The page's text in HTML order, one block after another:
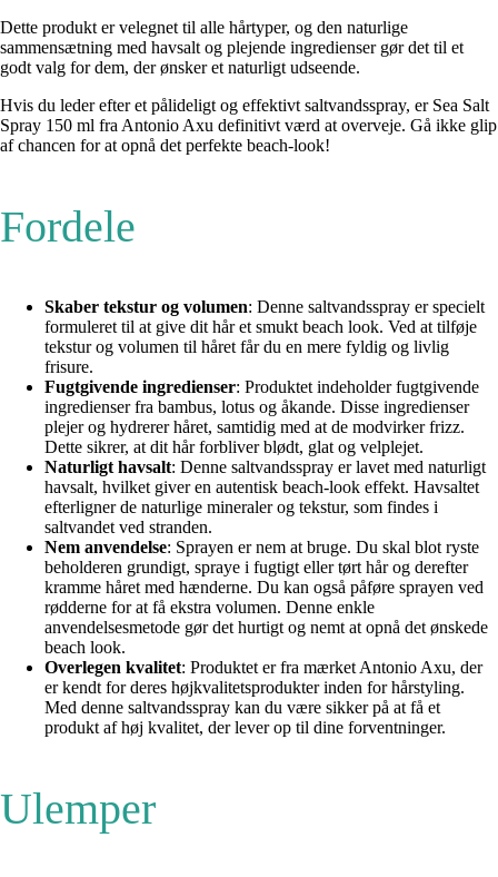
Dette produkt er velegnet til alle hårtyper, og den naturlige
sammensætning med havsalt og plejende ingredienser gør det til et
godt valg for dem, der ønsker et naturligt udseende.
Hvis du leder efter et pålideligt og effektivt saltvandsspray, er Sea Salt
Spray 150 ml fra Antonio Axu definitivt værd at overveje. Gå ikke glip
af chancen for at opnå det perfekte beach-look!
Fordele
Skaber tekstur og volumen: Denne saltvandsspray er specielt
formuleret til at give dit hår et smukt beach look. Ved at tilføje
tekstur og volumen til håret får du en mere fyldig og livlig
frisure.
Fugtgivende ingredienser: Produktet indeholder fugtgivende
ingredienser fra bambus, lotus og åkande. Disse ingredienser
plejer og hydrerer håret, samtidig med at de modvirker frizz.
Dette sikrer, at dit hår forbliver blødt, glat og velplejet.
Naturligt havsalt: Denne saltvandsspray er lavet med naturligt
havsalt, hvilket giver en autentisk beach-look effekt. Havsaltet
efterligner de naturlige mineraler og tekstur, som findes i
saltvandet ved stranden.
Nem anvendelse: Sprayen er nem at bruge. Du skal blot ryste
beholderen grundigt, spraye i fugtigt eller tørt hår og derefter
kramme håret med hænderne. Du kan også påføre sprayen ved
rødderne for at få ekstra volumen. Denne enkle
anvendelsesmetode gør det hurtigt og nemt at opnå det ønskede
beach look.
Overlegen kvalitet: Produktet er fra mærket Antonio Axu, der
er kendt for deres højkvalitetsprodukter inden for hårstyling.
Med denne saltvandsspray kan du være sikker på at få et
produkt af høj kvalitet, der lever op til dine forventninger.
Ulemper